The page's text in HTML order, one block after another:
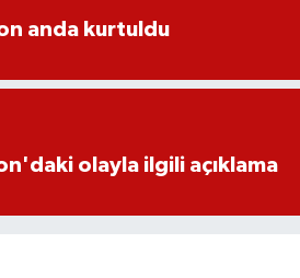
anda kurtuldu
olayla ilgili açıklama